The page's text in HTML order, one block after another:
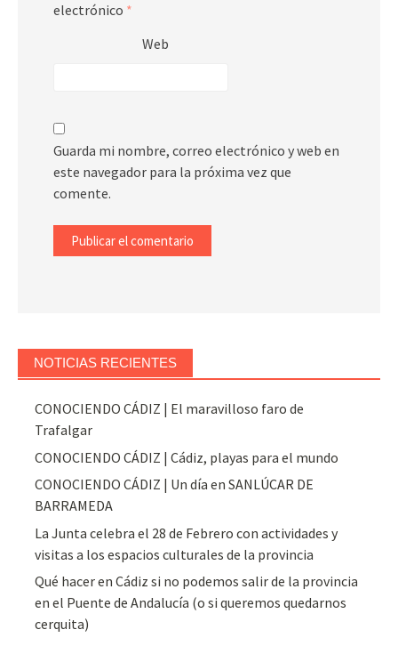
electrónico *
Web
Guarda mi nombre, correo electrónico y web en
este navegador para la próxima vez que
comente.
NOTICIAS RECIENTES
CONOCIENDO CÁDIZ | El maravilloso faro de
Trafalgar
CONOCIENDO CÁDIZ | Cádiz, playas para el mundo
CONOCIENDO CÁDIZ | Un día en SANLÚCAR DE
BARRAMEDA
La Junta celebra el 28 de Febrero con actividades y
visitas a los espacios culturales de la provincia
Qué hacer en Cádiz si no podemos salir de la provincia
en el Puente de Andalucía (o si queremos quedarnos
cerquita)